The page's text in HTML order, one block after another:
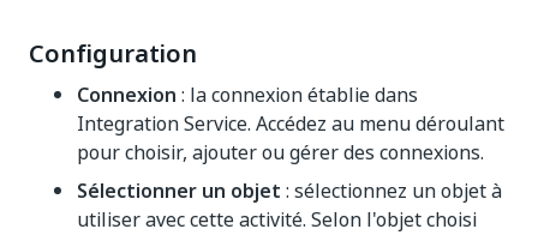
Configuration
Connexion : la connexion établie dans
Integration Service. Accédez au menu déroulant
pour choisir, ajouter ou gérer des connexions.
Sélectionner un objet : sélectionnez un objet à
utiliser avec cette activité. Selon l'objet choisi